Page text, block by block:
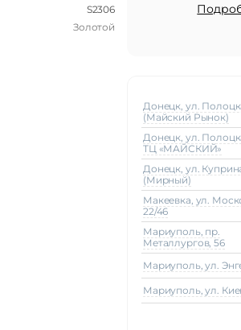
S2306
Золотой
Донецк, ул.
(Майский Рынок)
Донецк, ул.
ТЦ «МАЙСКИЙ»
Донецк, ул.
(Мирный)
Макеeвка, ул.
22/46
Мариуполь, пр.
Металлургов, 56
Мариуполь, ул.
Мариуполь, ул.